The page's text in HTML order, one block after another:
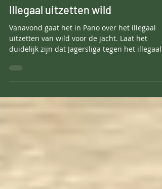
3 minuten om te lezen
Illegaal uitzetten wild
Vanavond gaat het in Pano over het illegaal
duidelijk zijn dat Jagersliga tegen het